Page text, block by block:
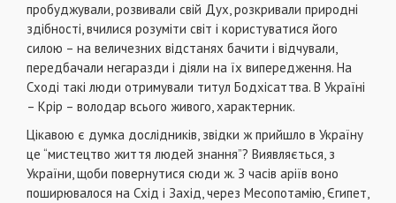
пробуджували, розвивали свій Дух, розкривали природні
здібності, вчилися розуміти світ і користуватися його
силою – на величезних відстанях бачити і відчували,
передбачали негаразди і діяли на їх випередження. На
Сході такі люди отримували титул Бодхісаттва. В Україні
– Крір – володар всього живого, характерник.
Цікавою є думка дослідників, звідки ж прийшло в Україну
це “мистецтво життя людей знання”? Виявляється, з
України, щоби повернутися сюди ж. З часів аріїв воно
поширювалося на Схід і Захід, через Месопотамію, Єгипет,